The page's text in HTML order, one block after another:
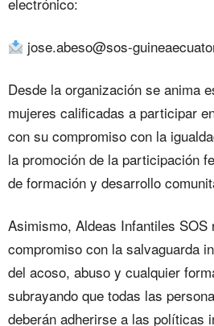
jose.abeso@sos-
Desde la organización se anima
mujeres calificadas a participar
con su compromiso con la
la promoción de la participación
de formación y desarrollo
Asimismo, Aldeas Infantiles SOS
compromiso con la salvaguarda
del acoso, abuso y cualquier
subrayando que todas las
deberán adherirse a las políticas